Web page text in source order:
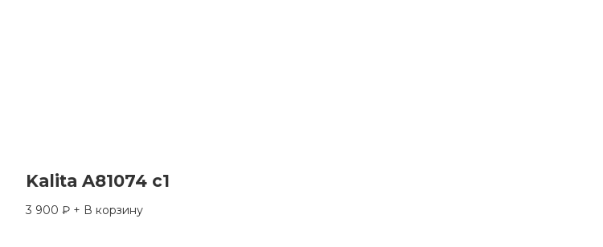
Kalita A81074 c1
3 900 ₽ + В корзину